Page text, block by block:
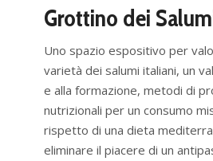
Grottino dei
Uno spazio espositivo per
varietà dei salumi italiani, un
e alla formazione, metodi di
nutrizionali per un consumo
rispetto di una dieta
eliminare il piacere di un